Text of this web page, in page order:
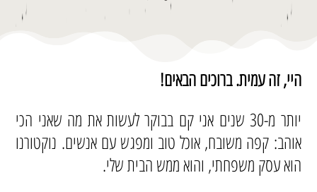
היי, זה עמית. ברוכים הבאים!
יותר מ-30 שנים אני קם בבוקר לעשות את מה שאני הכי
אוהב: קפה משובח, אוכל טוב ומפגש עם אנשים. נוקטורנו
הוא עסק משפחתי, והוא ממש הבית שלי.